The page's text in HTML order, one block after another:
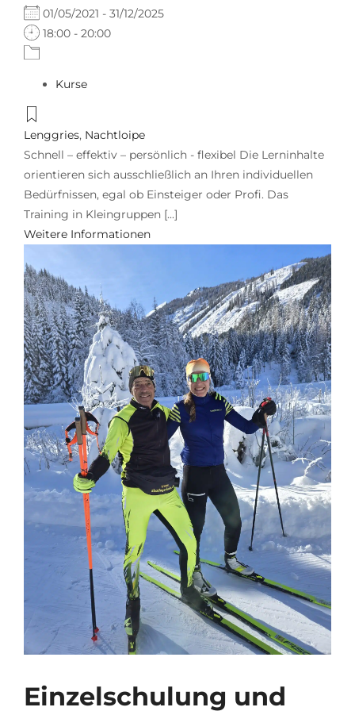
01/05/2021 - 31/12/2025
18:00 - 20:00
Kurse
Lenggries, Nachtloipe
Schnell – effektiv – persönlich - flexibel Die Lerninhalte
orientieren sich ausschließlich an Ihren individuellen
Bedürfnissen, egal ob Einsteiger oder Profi. Das
Training in Kleingruppen [...]
Weitere Informationen
Einzelschulung und